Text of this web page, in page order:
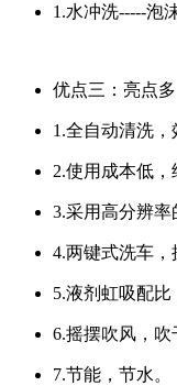
1.水冲洗-----泡
优点三：亮点多
1.全自动清洗，
2.使用成本低，
3.采用高分辨率
4.两键式洗车，
5.液剂虹吸配比
6.摇摆吹风，吹
7.节能，节水。